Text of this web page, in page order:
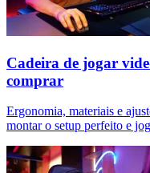
Cadeira de jogar
comprar
Ergonomia, materiais e
montar o setup perfeito e